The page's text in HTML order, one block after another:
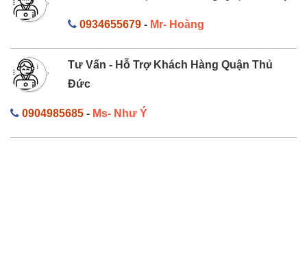
0934655679- Mr- Hoàng
Tư Vấn - Hỗ Trợ Khách Hàng Quận Thủ
Đức
0904985685 - Ms- Như Ý